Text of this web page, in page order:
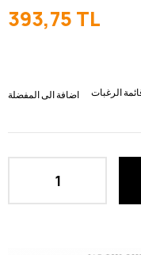
393,75 TL
اضافة الى المفضلة الرغبات